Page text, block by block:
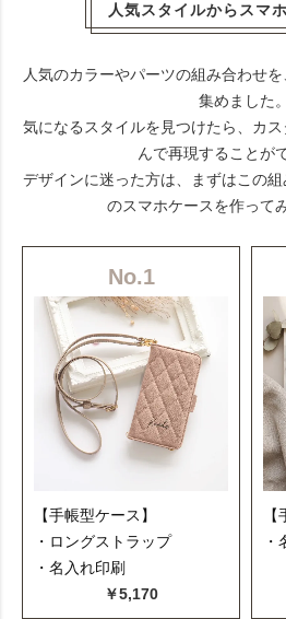
人気スタイルからスマ
人気のカラーやパーツの組み合わせ
集めました。
気になるスタイルを見つけたら、カ
んで再現することが
デザインに迷った方は、まずはこの
のスマホケースを作って
No.1
【手帳型ケース】
・ロングストラップ
・名入れ印刷
￥5,170